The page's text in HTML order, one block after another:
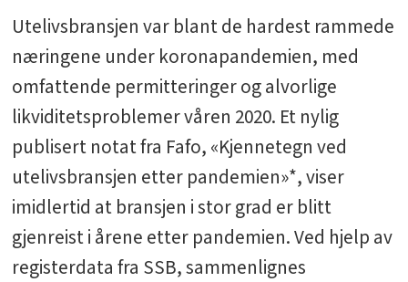
Utelivsbransjen var blant de hardest rammede
næringene under koronapandemien, med
omfattende permitteringer og alvorlige
likviditetsproblemer våren 2020. Et nylig
publisert notat fra Fafo, «Kjennetegn ved
utelivsbransjen etter pandemien»*, viser
imidlertid at bransjen i stor grad er blitt
gjenreist i årene etter pandemien. Ved hjelp av
registerdata fra SSB, sammenlignes